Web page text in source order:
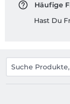
Häufige
Hast Du